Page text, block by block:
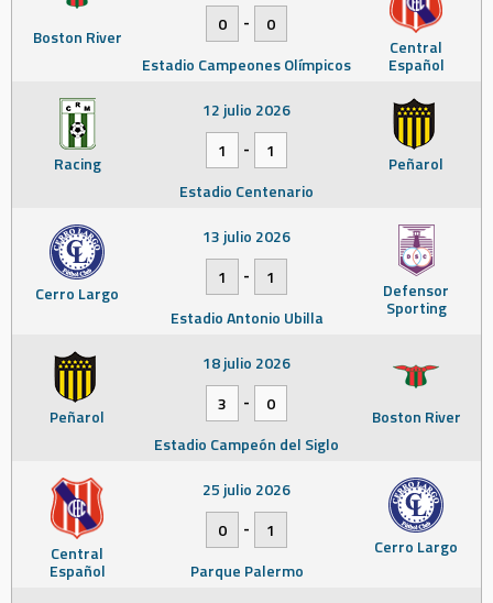
Boston River Central
Español
0
-
0
Estadio Campeones Olímpicos
Racing Peñarol
12 julio 2026
1
-
1
Estadio Centenario
Cerro Largo Defensor
Sporting
13 julio 2026
1
-
1
Estadio Antonio Ubilla
Peñarol Boston River
18 julio 2026
3
-
0
Estadio Campeón del Siglo
Central
Español
Cerro Largo
25 julio 2026
0
-
1
Parque Palermo